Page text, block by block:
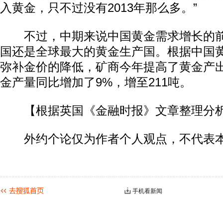
入黄金，只不过没有2013年那么多。”
不过，中期来说中国黄金需求增长的
国还是全球最大的黄金生产国。根据中国
弥补金价的降低，矿商今年提高了黄金产
金产量同比增加了9%，增至211吨。
【根据英国《金融时报》文章整理分
外约个论仅为作者个人观点，不代表
手机看新闻